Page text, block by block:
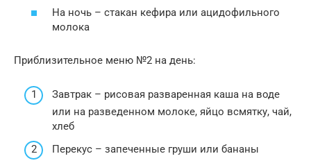
На ночь – стакан кефира или ацидофильного
молока
Приблизительное меню №2 на день:
Завтрак – рисовая разваренная каша на воде
или на разведенном молоке, яйцо всмятку, чай,
хлеб
Перекус – запеченные груши или бананы